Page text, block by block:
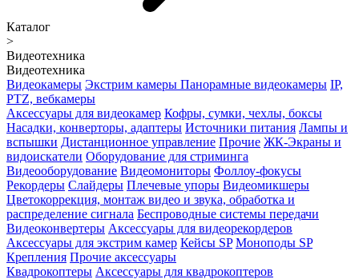
Каталог
>
Видеотехника
Видеотехника
Видеокамеры Экстрим камеры Панорамные видеокамеры IP,
PTZ, вебкамеры
Аксессуары для видеокамер Кофры, сумки, чехлы, боксы
Насадки, конверторы, адаптеры Источники питания Лампы и
вспышки Дистанционное управление Прочие ЖК-Экраны и
видоискатели Оборудование для стриминга
Видеооборудование Видеомониторы Фоллоу-фокусы
Рекордеры Слайдеры Плечевые упоры Видеомикшеры
Цветокоррекция, монтаж видео и звука, обработка и
распределение сигнала Беспроводные системы передачи
Видеоконвертеры Аксессуары для видеорекордеров
Аксессуары для экстрим камер Кейсы SP Моноподы SP
Крепления Прочие аксессуары
Квадрокоптеры Аксессуары для квадрокоптеров